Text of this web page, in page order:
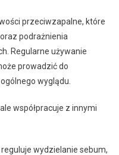
przeciwzapalne, które
podrażnienia
Regularne używanie
prowadzić do
wyglądu.
współpracuje z innymi
wydzielanie sebum,